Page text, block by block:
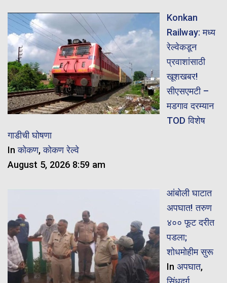
Konkan
Railway: मध्य
रेल्वेकडून
प्रवाशांसाठी
खूशखबर!
सीएसएमटी –
मडगाव दरम्यान
TOD विशेष
गाडीची घोषणा
Inकोकण,कोकण रेल्वे
August 5, 2026 8:59 am
आंबोली घाटात
अपघात! तरुण
४०० फूट दरीत
पडला;
शोधमोहीम सुरू
In अपघात,